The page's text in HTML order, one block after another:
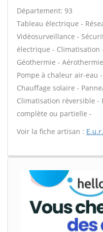
Département: 93
Tableau électrique -
Vidéosurveillance -
électrique - Climatisation
Géothermie -
Pompe à chaleur air-eau
Chauffage solaire -
Climatisation réversible -
complète ou partielle -
Voir la fiche artisan :